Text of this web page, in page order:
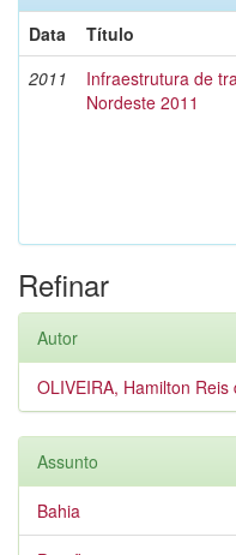
Data
Título
2011
Infraestrutura de
Nordeste 2011
Refinar
Autor
OLIVEIRA, Hamilton Reis
Assunto
Bahia